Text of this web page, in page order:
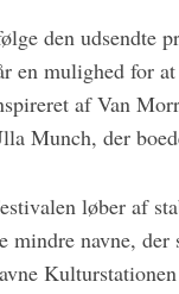
den udsendte
en mulighed for
af Van
Munch, der
løber af
mindre navne,